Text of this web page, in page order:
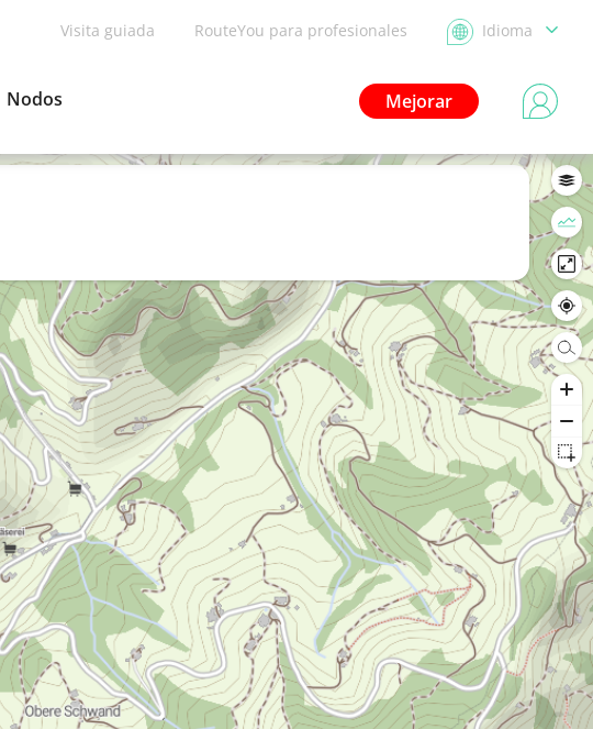
Visita guiada RouteYou para profesionales Idioma
Mejorar
Nodos